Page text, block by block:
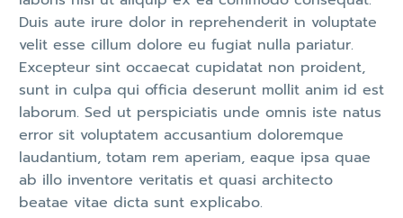
Marketing Manager
Lorem ipsum dolor sit amet, consectetur
adipisicing elit, sed do eiusmod tempor
incididunt ut labore et dolore magna
Duis aute irure dolor in reprehenderit in voluptate
velit esse cillum dolore eu fugiat nulla pariatur.
Excepteur sint occaecat cupidatat non proident,
sunt in culpa qui officia deserunt mollit anim id est
laborum. Sed ut perspiciatis unde omnis iste natus
error sit voluptatem accusantium doloremque
laudantium, totam rem aperiam, eaque ipsa quae
ab illo inventore veritatis et quasi architecto
beatae vitae dicta sunt explicabo.